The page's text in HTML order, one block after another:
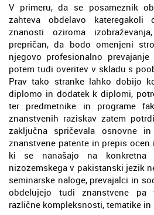
V primeru, da se posameznik
zahteva obdelavo kateregakoli
znanosti oziroma
prepričan, da bodo omenjeni
njegovo profesionalno
potem tudi overitev v skladu s
Prav tako stranke lahko dobijo
diplomo in dodatek k diplomi,
ter predmetnike in programe
znanstvenih raziskav zatem
zaključna spričevala osnovne
znanstvene patente in prepis
ki se nanašajo na konkretna
nizozemskega v pakistanski jezik
seminarske naloge, prevajalci in
obdelujejo tudi znanstvene pa
različne kompleksnosti, tematike in